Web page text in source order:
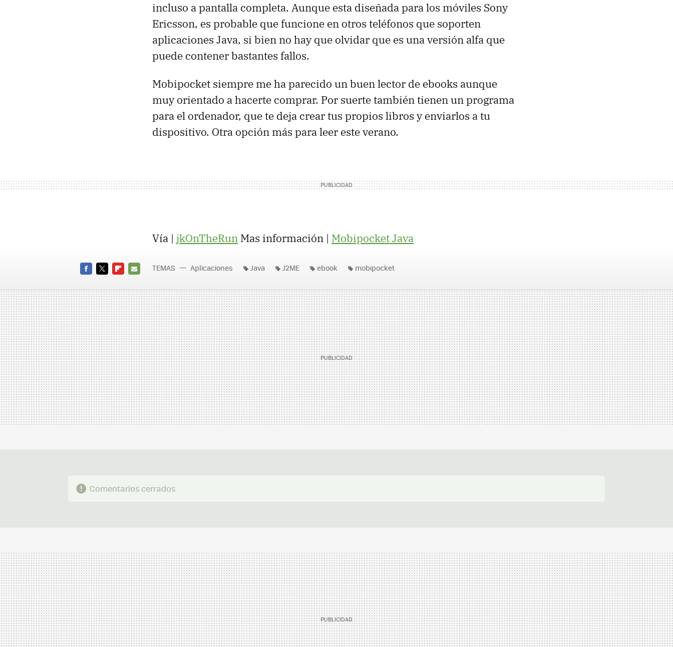
incluso a pantalla completa. Aunque esta diseñada para los móviles Sony
Ericsson, es probable que funcione en otros teléfonos que soporten
aplicaciones Java, si bien no hay que olvidar que es una versión alfa que
puede contener bastantes fallos.
Mobipocket siempre me ha parecido un buen lector de ebooks aunque
muy orientado a hacerte comprar. Por suerte también tienen un programa
para el ordenador, que te deja crear tus propios libros y enviarlos a tu
dispositivo. Otra opción más para leer este verano.
Vía | jkOnTheRun Mas información | Mobipocket Java
MAIL
TEMAS Aplicaciones Java J2ME ebook mobipocket
Comentarios cerrados